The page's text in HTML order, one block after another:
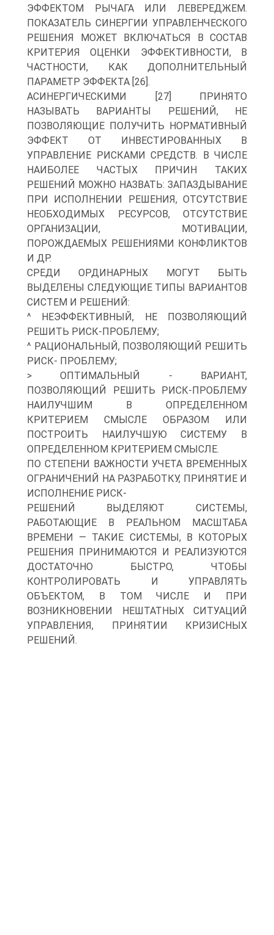
ЭФФЕКТОМ РЫЧАГА ИЛИ ЛЕВЕРЕДЖЕМ.
ПОКАЗАТЕЛЬ СИНЕРГИИ УПРАВЛЕНЧЕСКОГО
РЕШЕНИЯ МОЖЕТ ВКЛЮЧАТЬСЯ В СОСТАВ
КРИТЕРИЯ ОЦЕНКИ ЭФФЕКТИВНОСТИ, В
ЧАСТНОСТИ, КАК ДОПОЛНИТЕЛЬНЫЙ
ПАРАМЕТР ЭФФЕКТА [26].
АСИНЕРГИЧЕСКИМИ [27] ПРИНЯТО
НАЗЫВАТЬ ВАРИАНТЫ РЕШЕНИЙ, НЕ
ПОЗВОЛЯЮЩИЕ ПОЛУЧИТЬ НОРМАТИВНЫЙ
ЭФФЕКТ ОТ ИНВЕСТИРОВАННЫХ В
УПРАВЛЕНИЕ РИСКАМИ СРЕДСТВ. В ЧИСЛЕ
НАИБОЛЕЕ ЧАСТЫХ ПРИЧИН ТАКИХ
РЕШЕНИЙ МОЖНО НАЗВАТЬ: ЗАПАЗДЫВАНИЕ
ПРИ ИСПОЛНЕНИИ РЕШЕНИЯ, ОТСУТСТВИЕ
НЕОБХОДИМЫХ РЕСУРСОВ, ОТСУТСТВИЕ
ОРГАНИЗАЦИИ, МОТИВАЦИИ,
ПОРОЖДАЕМЫХ РЕШЕНИЯМИ КОНФЛИКТОВ
И ДР.
СРЕДИ ОРДИНАРНЫХ МОГУТ БЫТЬ
ВЫДЕЛЕНЫ СЛЕДУЮЩИЕ ТИПЫ ВАРИАНТОВ
СИСТЕМ И РЕШЕНИЙ:
^ НЕЭФФЕКТИВНЫЙ, НЕ ПОЗВОЛЯЮЩИЙ
РЕШИТЬ РИСК-ПРОБЛЕМУ;
^ РАЦИОНАЛЬНЫЙ, ПОЗВОЛЯЮЩИЙ РЕШИТЬ
РИСК- ПРОБЛЕМУ;
> ОПТИМАЛЬНЫЙ - ВАРИАНТ,
ПОЗВОЛЯЮЩИЙ РЕШИТЬ РИСК-ПРОБЛЕМУ
НАИЛУЧШИМ В ОПРЕДЕЛЕННОМ
КРИТЕРИЕМ СМЫСЛЕ ОБРАЗОМ ИЛИ
ПОСТРОИТЬ НАИЛУЧШУЮ СИСТЕМУ В
ОПРЕДЕЛЕННОМ КРИТЕРИЕМ СМЫСЛЕ.
ПО СТЕПЕНИ ВАЖНОСТИ УЧЕТА ВРЕМЕННЫХ
ОГРАНИЧЕНИЙ НА РАЗРАБОТКУ, ПРИНЯТИЕ И
ИСПОЛНЕНИЕ РИСК-
РЕШЕНИЙ ВЫДЕЛЯЮТ СИСТЕМЫ,
РАБОТАЮЩИЕ В РЕАЛЬНОМ МАСШТАБА
ВРЕМЕНИ — ТАКИЕ СИСТЕМЫ, В КОТОРЫХ
РЕШЕНИЯ ПРИНИМАЮТСЯ И РЕАЛИЗУЮТСЯ
ДОСТАТОЧНО БЫСТРО, ЧТОБЫ
КОНТРОЛИРОВАТЬ И УПРАВЛЯТЬ
ОБЪЕКТОМ, В ТОМ ЧИСЛЕ И ПРИ
ВОЗНИКНОВЕНИИ НЕШТАТНЫХ СИТУАЦИЙ
УПРАВЛЕНИЯ, ПРИНЯТИИ КРИЗИСНЫХ
РЕШЕНИЙ.